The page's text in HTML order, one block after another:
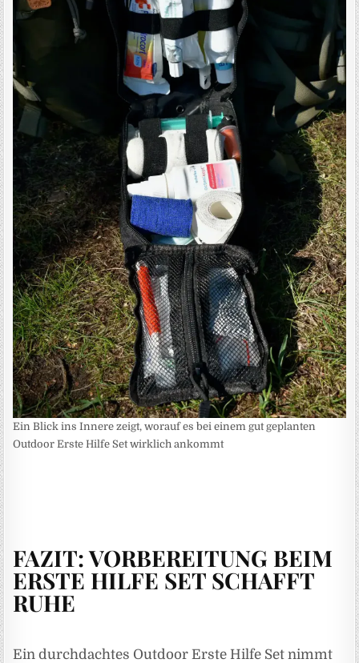
Ein Blick ins Innere zeigt, worauf es bei einem gut geplanten
Outdoor Erste Hilfe Set wirklich ankommt
FAZIT: VORBEREITUNG BEIM
ERSTE HILFE SET SCHAFFT
RUHE
Ein durchdachtes Outdoor Erste Hilfe Set nimmt